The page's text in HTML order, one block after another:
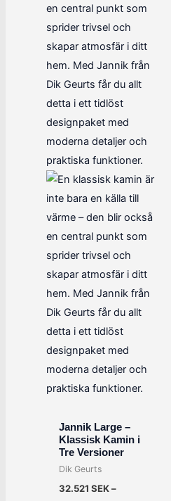
Jannik Large –
Klassisk Kamin i
Tre Versioner
Dik Geurts
32.521 SEK–